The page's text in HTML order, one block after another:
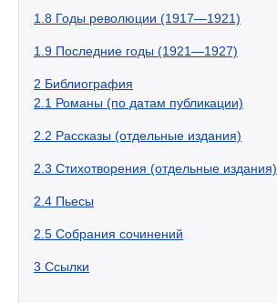
1.8 Годы революции (1917—1921)
1.9 Последние годы (1921—1927)
2 Библиография
2.1 Романы (по датам публикации)
2.2 Рассказы (отдельные издания)
2.3 Стихотворения (отдельные издания)
2.4 Пьесы
2.5 Собрания сочинений
3 Ссылки